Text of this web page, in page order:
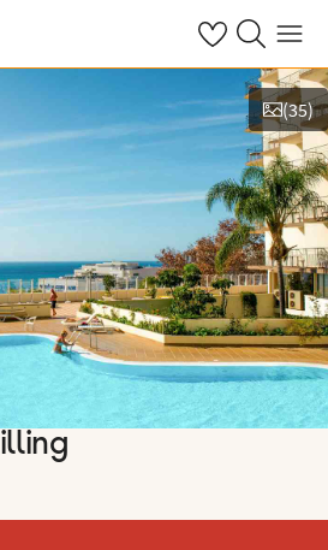
Se dine gemte
Søg påMenu
(35)